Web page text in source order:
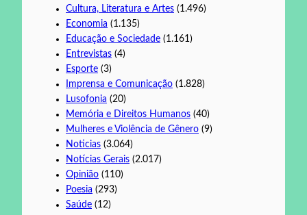
Cultura, Literatura e Artes (1.496)
Economia (1.135)
Educação e Sociedade (1.161)
Entrevistas (4)
Esporte (3)
Imprensa e Comunicação (1.828)
Lusofonia (20)
Memória e Direitos Humanos (40)
Mulheres e Violência de Gênero (9)
Noticias (3.064)
Notícias Gerais (2.017)
Opinião (110)
Poesia (293)
Saúde (12)